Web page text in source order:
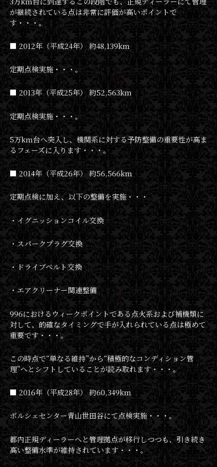
が継続されている点は非常に評価が高いポイントで
す・・・。
■ 2012年（平成24年） 約48,139km
定期点検実施・・・。
■ 2013年（平成25年） 約52,563km
定期点検実施・・・。
5万km台へ突入し、機関系に対する予防整備の重要性が高ま
るフェーズに入ります・・・。
■ 2014年（平成26年） 約56,566km
定期点検に加え、以下の整備を実施・・・
・イグニッションコイル交換
・スパークプラグ交換
・ドライブベルト交換
・エアクリーナー関連整備
996におけるウィークポイントである点火系および補機類に
対して、的確なタイミングで手が入れられている点は極めて
重要です・・・。
この時点で“単なる維持”から“積極的なコンディション管
理”へとシフトしていることが読み取れます・・・。
■ 2016年（平成28年） 約60,349km
ポルシェセンター青山世田谷にて点検実施・・・。
都内正規ディーラーへと管理拠点が移行しつつも、引き続き
高い整備水準が維持されています・・・。